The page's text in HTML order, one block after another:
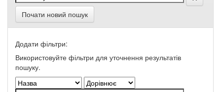
Почати новий пошук
Додати фільтри:
Використовуйте фільтри для уточнення результатів
пошуку.